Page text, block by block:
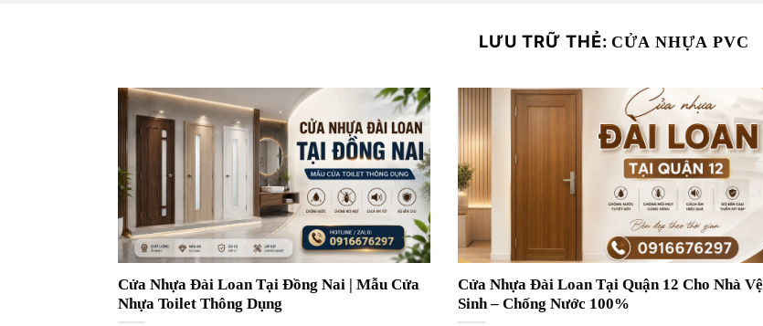
LƯU TRỮ THẺ:CỬA NHỰA PVC
Cửa Nhựa Đài Loan Tại Đồng Nai | Mẫu Cửa
Nhựa Toilet Thông Dụng
Cửa Nhựa Đài Loan Tại Quận 12 Cho Nhà Vệ
Sinh – Chống Nước 100%